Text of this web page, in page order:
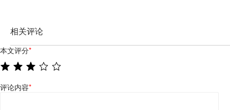
相关评论
本文评分*
评论内容*